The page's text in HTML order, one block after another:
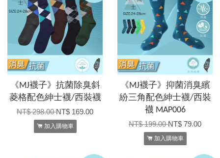
《MJ襪子》抗菌除臭斜
菱格配色紳士襪/西裝襪
NT$ 298.00NT$ 169.00
加入購物車
《MJ襪子》抑菌消臭繽
紛三角配色紳士襪/西裝
襪 MAP006
NT$ 199.00NT$ 79.00
加入購物車